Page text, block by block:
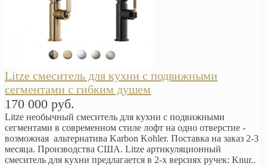
Litze смеситель для кухни с подвижными
сегментами с гибким душем
170 000 руб.
Litze необычный смеситель для кухни с подвижными
сегментами в современном стиле лофт на одно отверстие -
возможная альтернатива Karbon Kohler. Поставка на заказ 2-3
месяца. Производства США. Litze артикуляционный
смеситель для кухни предлагается в 2-х версиях ручек: Knur..